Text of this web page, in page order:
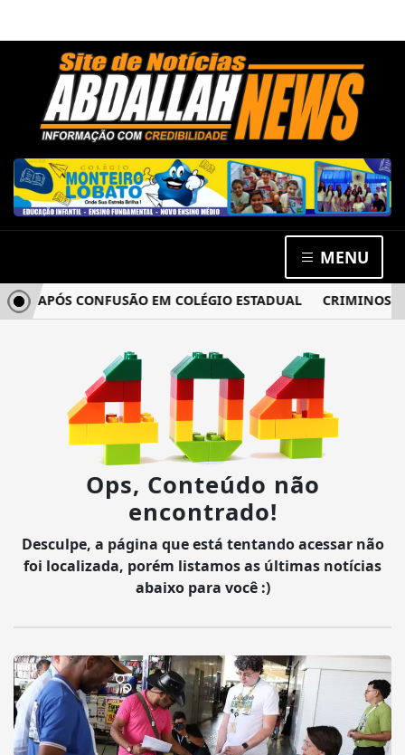
MENU
APÓS CONFUSÃO EM COLÉGIO ESTADUAL
Ops, Conteúdo não
encontrado!
Desculpe, a página que está tentando acessar não
foi localizada, porém listamos as últimas notícias
abaixo para você :)